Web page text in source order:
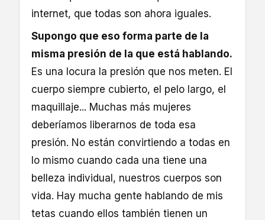
internet, que todas son ahora iguales.
Supongo que eso forma parte de la
misma presión de la que está hablando.
Es una locura la presión que nos meten. El
cuerpo siempre cubierto, el pelo largo, el
maquillaje... Muchas más mujeres
deberíamos liberarnos de toda esa
presión. No están convirtiendo a todas en
lo mismo cuando cada una tiene una
belleza individual, nuestros cuerpos son
vida. Hay mucha gente hablando de mis
tetas cuando ellos también tienen un